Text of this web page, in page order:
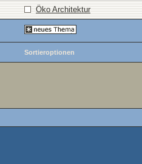
Öko Architektur
Sortieroptionen